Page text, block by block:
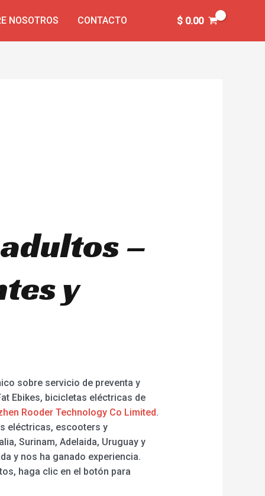
NOSOTROS CONTACTO $0.00
–
y
sobre servicio de preventa y
Ebikes, bicicletas eléctricas de
Rooder Technology Co Limited.
eléctricas, escooters y
Surinam, Adelaida, Uruguay y
y nos ha ganado experiencia.
haga clic en el botón para